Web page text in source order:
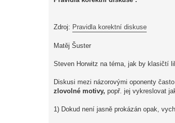
Zdroj: Pravidla korektní diskuse
Matěj Šuster
Steven Horwitz na téma, jak by klasičtí
Diskusi mezi názorovými oponenty
zlovolné motivy, popř. jej vykreslovat
1) Dokud není jasně prokázán opak,